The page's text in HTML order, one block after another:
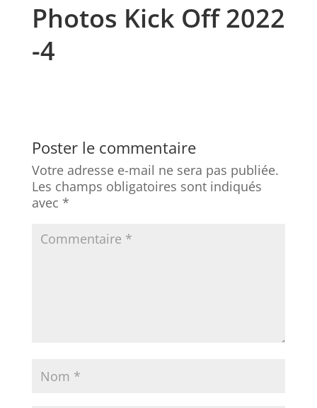
Photos Kick Off 2022
-4
Poster le commentaire
Votre adresse e-mail ne sera pas publiée.
Les champs obligatoires sont indiqués
avec *